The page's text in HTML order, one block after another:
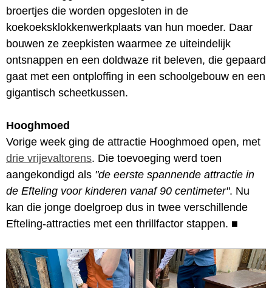
broertjes die worden opgesloten in de
koekoeksklokkenwerkplaats van hun moeder. Daar
bouwen ze zeepkisten waarmee ze uiteindelijk
ontsnappen en een doldwaze rit beleven, die gepaard
gaat met een ontploffing in een schoolgebouw en een
gigantisch scheetkussen.
Hooghmoed
Vorige week ging de attractie Hooghmoed open, met
drie vrijevaltorens. Die toevoeging werd toen
aangekondigd als "de eerste spannende attractie in
de Efteling voor kinderen vanaf 90 centimeter". Nu
kan die jonge doelgroep dus in twee verschillende
Efteling-attracties met een thrillfactor stappen. ■